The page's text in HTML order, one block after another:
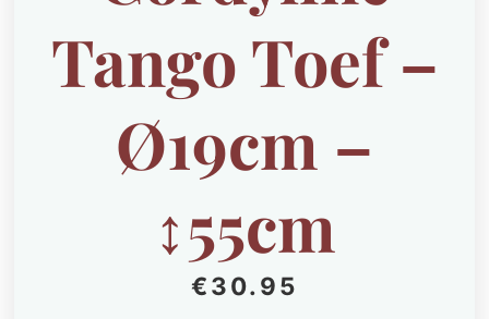
Tango Toef –
Ø19cm –
↕55cm
€30.95